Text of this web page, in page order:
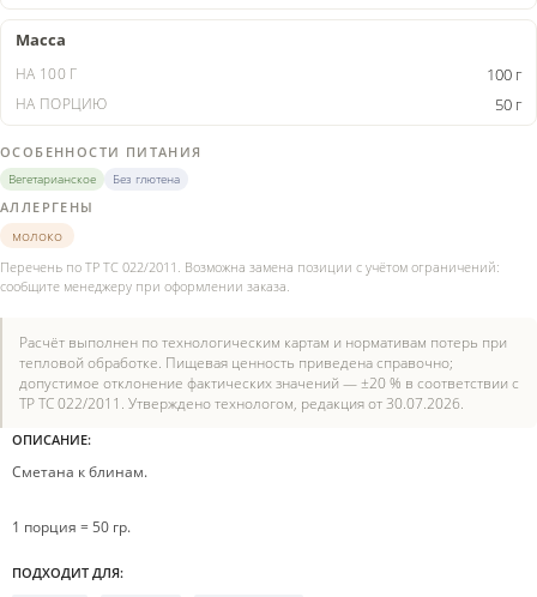
Масса
100 г
50 г
ОСОБЕННОСТИ ПИТАНИЯ
Вегетарианское Без глютена
АЛЛЕРГЕНЫ
молоко
Перечень по ТР ТС 022/2011. Возможна замена позиции с учётом ограничений:
сообщите менеджеру при оформлении заказа.
Расчёт выполнен по технологическим картам и нормативам потерь при
тепловой обработке. Пищевая ценность приведена справочно;
допустимое отклонение фактических значений — ±20 % в соответствии с
ТР ТС 022/2011. Утверждено технологом, редакция от 30.07.2026.
ОПИСАНИЕ:
Сметана к блинам.
1 порция = 50 гр.
ПОДХОДИТ ДЛЯ: